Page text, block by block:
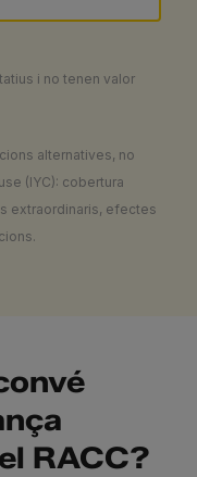
i no tenen valor
alternatives, no
(IYC): cobertura
extraordinaris, efectes
RACC?